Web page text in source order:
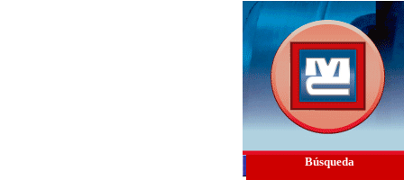
Búsqueda